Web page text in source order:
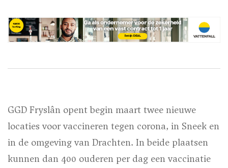
GGD Fryslân opent begin maart twee nieuwe
locaties voor vaccineren tegen corona, in Sneek en
in de omgeving van Drachten. In beide plaatsen
kunnen dan 400 ouderen per dag een vaccinatie